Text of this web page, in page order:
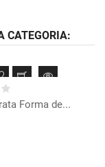
CATEGORIA:
Forma de...